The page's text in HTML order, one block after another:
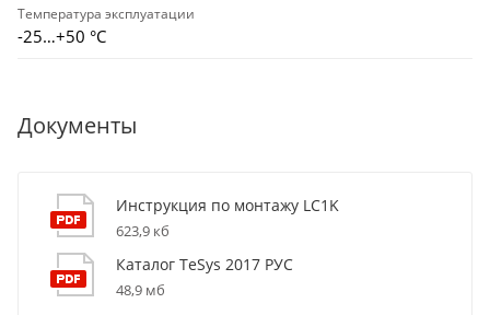
Температура эксплуатации
-25…+50 °С
Документы
Инструкция по монтажу LC1K
623,9 кб
Каталог TeSys 2017 РУС
48,9 мб